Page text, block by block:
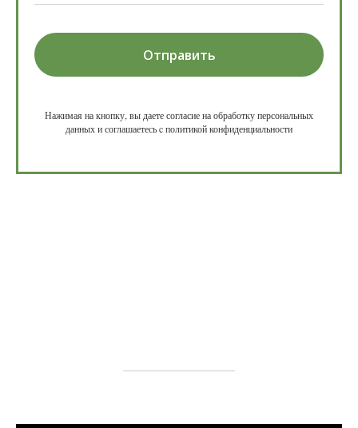
Отправить
Нажимая на кнопку, вы даете согласие на обработку персональных
данных и соглашаетесь c политикой конфиденциальности